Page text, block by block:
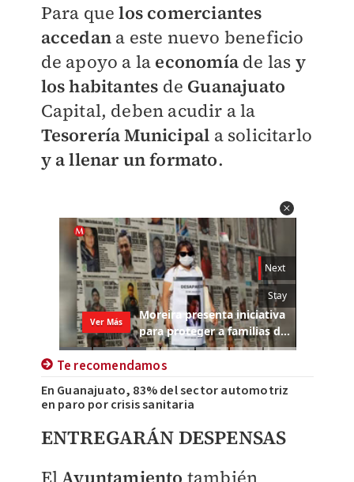
Para quelos comerciantes
accedana este nuevo beneficio
de apoyo a la economía de las y
los habitantes de Guanajuato
Capital, deben acudir a la
Tesorería Municipal a solicitarlo
y a llenar un formato.
Te recomendamos
En Guanajuato, 83% del sector automotriz
en paro por crisis sanitaria
ENTREGARÁN DESPENSAS